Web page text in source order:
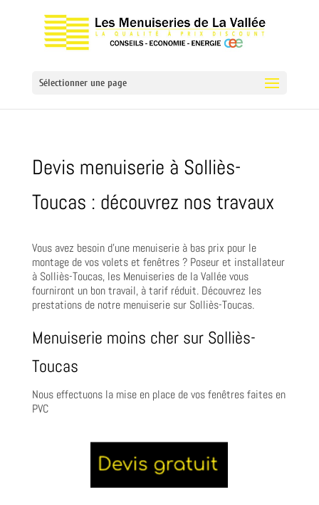
Sélectionner une page
Devis menuiserie à Solliès-
Toucas : découvrez nos travaux
Vous avez besoin d’une menuiserie à bas prix pour le
montage de vos volets et fenêtres ? Poseur et installateur
à Solliès-Toucas, les Menuiseries de la Vallée vous
fourniront un bon travail, à tarif réduit. Découvrez les
prestations de notre menuiserie sur Solliès-Toucas.
Menuiserie moins cher sur Solliès-
Toucas
Nous effectuons la mise en place de vos fenêtres faites en
PVC